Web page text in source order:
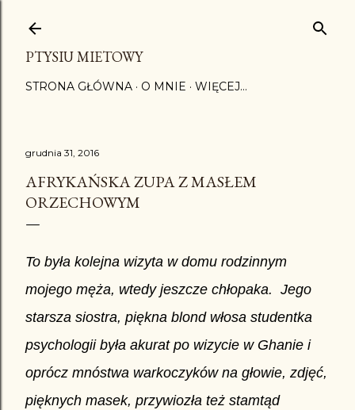
PTYSIU MIETOWY
STRONA GŁÓWNA O MNIE WIĘCEJ…
grudnia 31, 2016
AFRYKAŃSKA ZUPA Z MASŁEM
ORZECHOWYM
To była kolejna wizyta w domu rodzinnym
mojego męża, wtedy jeszcze chłopaka. Jego
starsza siostra, piękna blond włosa studentka
psychologii była akurat po wizycie w Ghanie i
oprócz mnóstwa warkoczyków na głowie, zdjęć,
pięknych masek, przywiozła też stamtąd